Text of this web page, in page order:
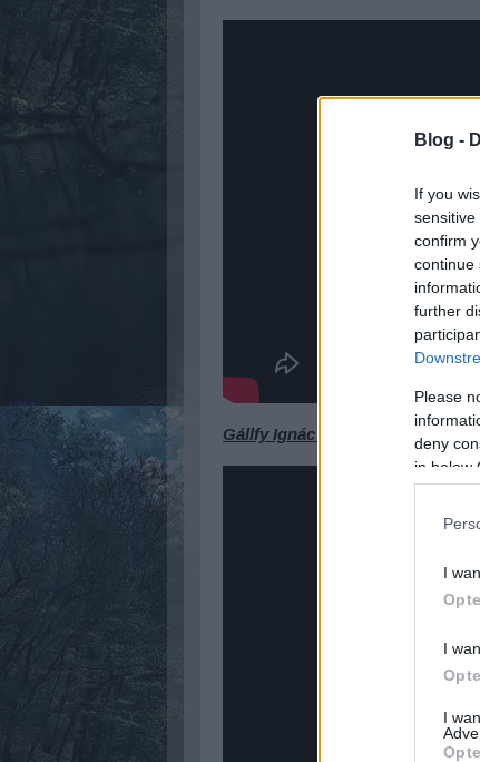
Blog -
If you
confirm
continue
further
Please
deny
in below
I
I
I
Gállfy Ignác életmű díj